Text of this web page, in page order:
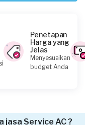
Penetapan
Harga yang
Jelas
Menyesuaikan
budget Anda
jasa Service AC ?